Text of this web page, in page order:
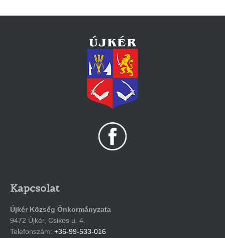
Kapcsolat
Újkér Község Önkormányzata
9472 Újkér, Csikos u. 4.
Telefonszám: +36-99-533-016